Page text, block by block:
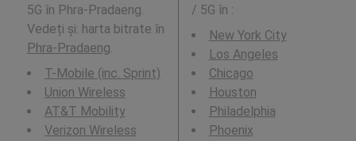
5G în Phra-Pradaeng.
Vedeți și: harta bitrate în
Phra-Pradaeng.
T-Mobile (inc. Sprint)
Union Wireless
AT&T Mobility
Verizon Wireless
/ 5G în :
New York City
Los Angeles
Chicago
Houston
Philadelphia
Phoenix